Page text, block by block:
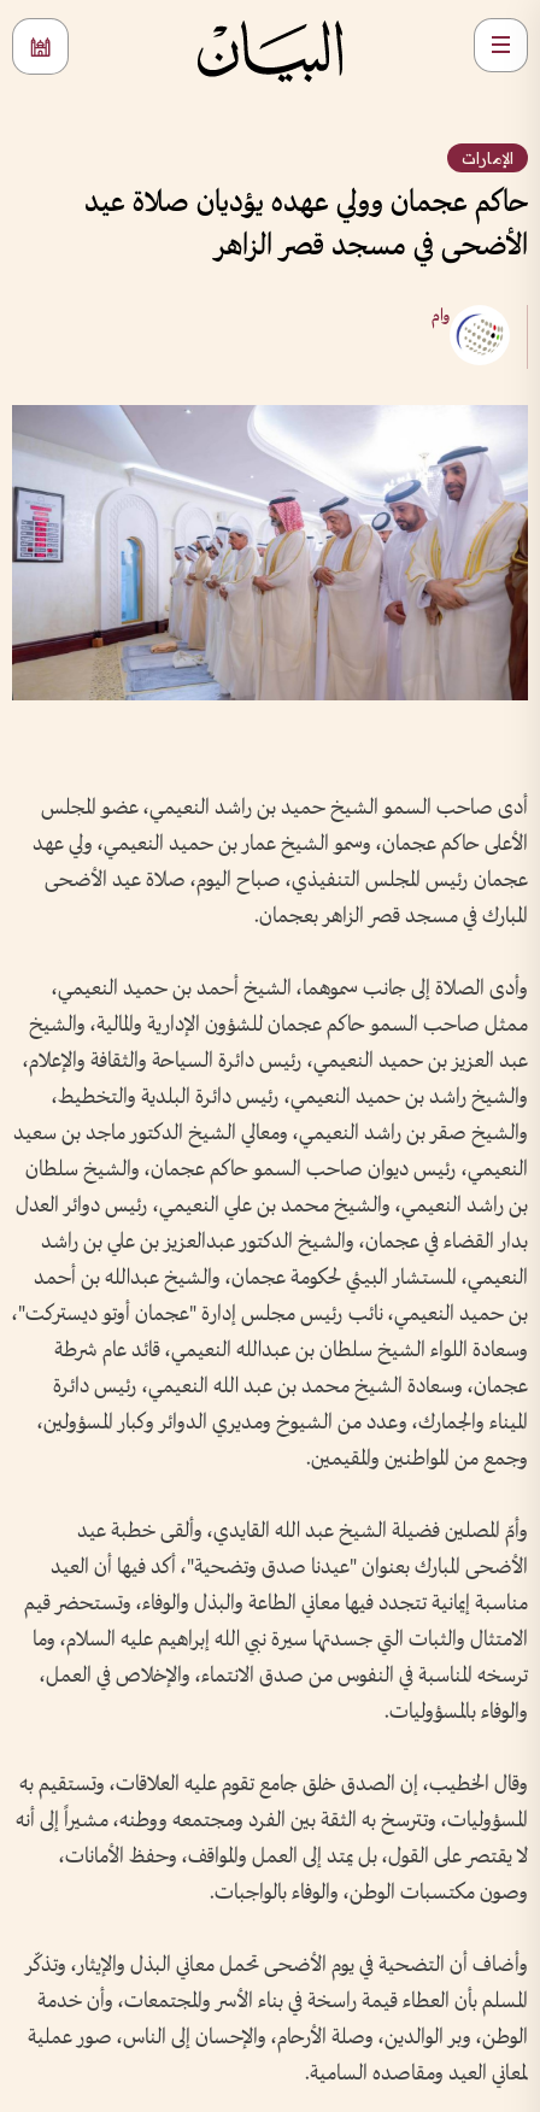
الإمارات
حاكم عجمان وولي عهده يؤديان صلاة عيد
الأضحى في مسجد قصر الزاهر
وام
أدى صاحب السمو الشيخ حميد بن راشد النعيمي، عضو المجلس
الأعلى حاكم عجمان، وسمو الشيخ عمار بن حميد النعيمي، ولي عهد
عجمان رئيس المجلس التنفيذي، صباح اليوم، صلاة عيد الأضحى
المبارك في مسجد قصر الزاهر بعجمان.
وأدى الصلاة إلى جانب سموهما، الشيخ أحمد بن حميد النعيمي،
ممثل صاحب السمو حاكم عجمان ‏للشؤون الإدارية والمالية، والشيخ
عبد العزيز بن حميد النعيمي، رئيس دائرة السياحة والثقافة والإعلام،
والشيخ ‏راشد بن حميد النعيمي، رئيس دائرة البلدية والتخطيط،
والشيخ صقر بن راشد النعيمي، ومعالي الشيخ الدكتور ماجد بن سعيد
النعيمي، رئيس ديوان صاحب السمو ‏حاكم عجمان، والشيخ سلطان
بن راشد النعيمي، والشيخ محمد بن علي النعيمي، رئيس دوائر العدل
بدار القضاء في عجمان، والشيخ الدكتور عبدالعزيز بن علي بن راشد
النعيمي، المستشار البيئي لحكومة عجمان، والشيخ عبدالله بن أحمد
بن حميد النعيمي، نائب رئيس مجلس إدارة "عجمان أوتو ديستركت"،
وسعادة اللواء الشيخ سلطان بن عبدالله النعيمي، قائد عام شرطة
عجمان، وسعادة الشيخ محمد بن عبد الله النعيمي، رئيس دائرة
الميناء والجمارك، وعدد ‏من الشيوخ ومديري الدوائر وكبار المسؤولين،
وجمع من المواطنين والمقيمين.‏
وأمّ المصلين فضيلة الشيخ عبد الله القايدي، وألقى خطبة عيد
الأضحى المبارك بعنوان "عيدنا صدق وتضحية"، أكد فيها أن العيد
مناسبة إيمانية تتجدد فيها معاني الطاعة والبذل والوفاء، وتستحضر قيم
الامتثال والثبات التي جسدتها سيرة نبي الله إبراهيم عليه السلام، وما
ترسخه المناسبة في النفوس من صدق الانتماء، والإخلاص في العمل،
والوفاء بالمسؤوليات.
وقال الخطيب، إن الصدق خلق جامع تقوم عليه العلاقات، وتستقيم به
المسؤوليات، وتترسخ به الثقة بين الفرد ومجتمعه ووطنه، مشيراً إلى أنه
لا يقتصر على القول، بل يمتد إلى العمل والمواقف، وحفظ الأمانات،
وصون مكتسبات الوطن، والوفاء بالواجبات.
وأضاف أن التضحية في يوم الأضحى تحمل معاني البذل والإيثار، وتذكّر
المسلم بأن العطاء قيمة راسخة في بناء الأسر والمجتمعات، وأن خدمة
الوطن، وبر الوالدين، وصلة الأرحام، والإحسان إلى الناس، صور عملية
لمعاني العيد ومقاصده السامية.